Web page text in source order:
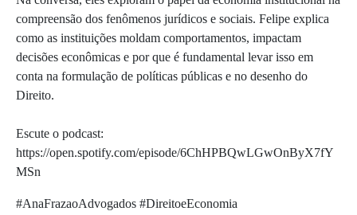
compreensão dos fenômenos jurídicos e sociais. Felipe explica
como as instituições moldam comportamentos, impactam
decisões econômicas e por que é fundamental levar isso em
conta na formulação de políticas públicas e no desenho do
Direito.
Escute o podcast:
https://open.spotify.com/episode/6ChHPBQwLGwOnByX7fY
MSn
#AnaFrazaoAdvogados #DireitoeEconomia